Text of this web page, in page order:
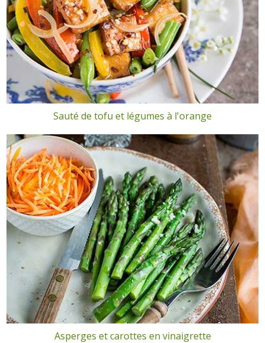
Sauté de tofu et légumes à l'orange
Asperges et carottes en vinaigrette